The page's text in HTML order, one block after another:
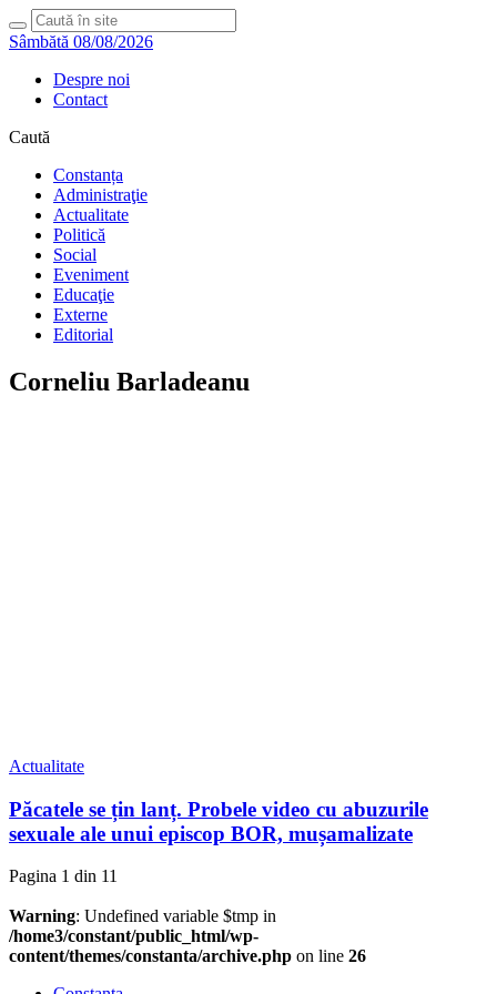
Sâmbătă 08/08/2026
Despre noi
Contact
Caută
Constanța
Administraţie
Actualitate
Politică
Social
Eveniment
Educaţie
Externe
Editorial
Corneliu Barladeanu
Actualitate
Păcatele se țin lanț. Probele video cu abuzurile
sexuale ale unui episcop BOR, mușamalizate
Pagina 1 din 11
Warning: Undefined variable $tmp in
/home3/constant/public_html/wp-
content/themes/constanta/archive.php on line 26